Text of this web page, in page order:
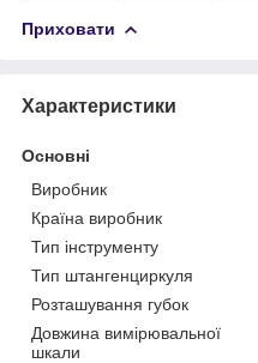
Приховати
Характеристики
Основні
Виробник
Країна виробник
Тип інструменту
Тип штангенциркуля
Розташування губок
Довжина вимірювальної
шкали